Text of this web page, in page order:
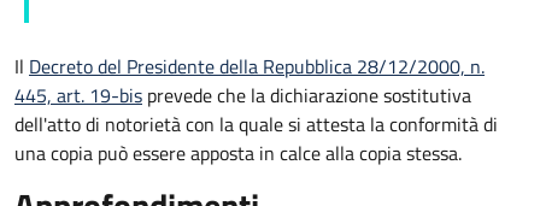
Il Decreto del Presidente della Repubblica 28/12/2000, n.
445, art. 19-bis prevede che la dichiarazione sostitutiva
dell'atto di notorietà con la quale si attesta la conformità di
una copia può essere apposta in calce alla copia stessa.